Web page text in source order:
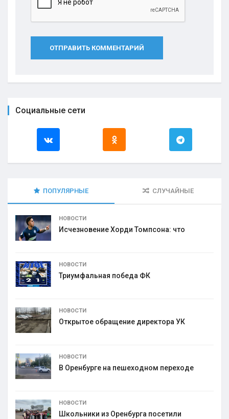
ОТПРАВИТЬ КОММЕНТАРИЙ
Социальные сети
ПОПУЛЯРНЫЕ СЛУЧАЙНЫЕ
НОВОСТИ
Исчезновение Хорди Томпсона: что
НОВОСТИ
Триумфальная победа ФК
НОВОСТИ
Открытое обращение директора УК
НОВОСТИ
В Оренбурге на пешеходном переходе
НОВОСТИ
Школьники из Оренбурга посетили